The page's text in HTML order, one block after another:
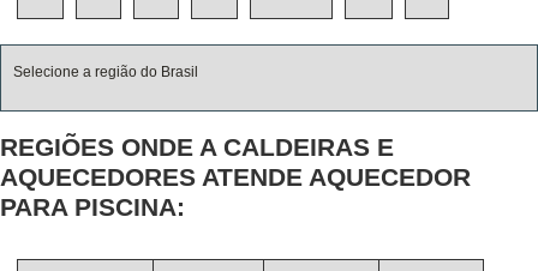
Selecione a região do Brasil
REGIÕES ONDE A CALDEIRAS E
AQUECEDORES ATENDE AQUECEDOR
PARA PISCINA: